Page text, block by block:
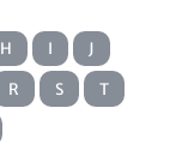
H I
J
R S
T